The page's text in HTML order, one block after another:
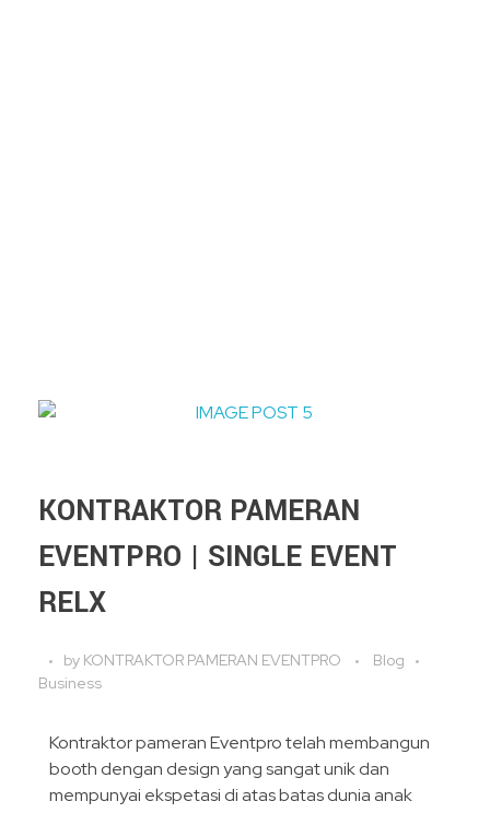
KONTRAKTOR PAMERAN
EVENTPRO | SINGLE EVENT
RELX
by KONTRAKTOR PAMERAN EVENTPRO
Blog
Business
Kontraktor pameran Eventpro telah membangun
booth dengan design yang sangat unik dan
mempunyai ekspetasi di atas batas dunia anak